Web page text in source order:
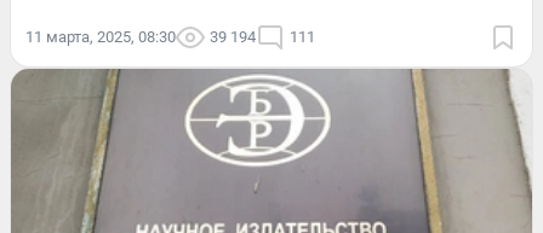
11 марта, 2025, 08:30 39 194 111